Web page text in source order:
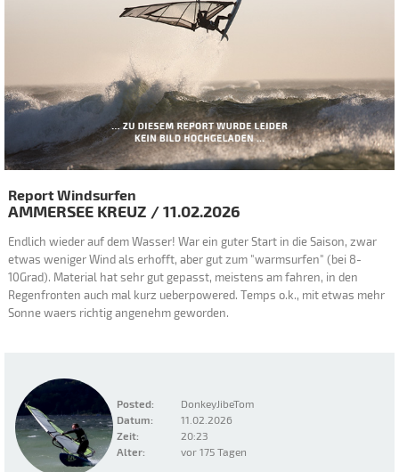
Posted:
DonkeyJibeTom
Datum:
11.02.2026
Zeit:
20:23
Alter:
vor 175 Tagen
Report Windsurfen
AMMERSEE KREUZ /11.02.2026
Endlich wieder auf dem Wasser! War ein guter Start in die Saison, zwar
etwas weniger Wind als erhofft, aber gut zum "warmsurfen" (bei 8-
10Grad). Material hat sehr gut gepasst, meistens am fahren, in den
Regenfronten auch mal kurz ueberpowered. Temps o.k., mit etwas mehr
Sonne waers richtig angenehm geworden.